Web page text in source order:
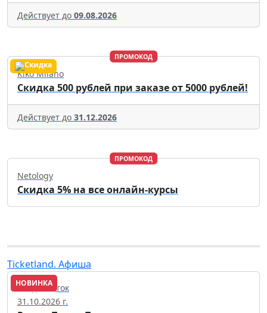
Действует до 09.08.2026
ПРОМОКОД
Kiko Milano
Скидка 500 рублей при заказе от 5000 рублей!
Действует до 31.12.2026
ПРОМОКОД
Netology
Скидка 5% на все онлайн-курсы
Ticketland. Афиша
НОВИНКА
Владивосток
31.10.2026 г.